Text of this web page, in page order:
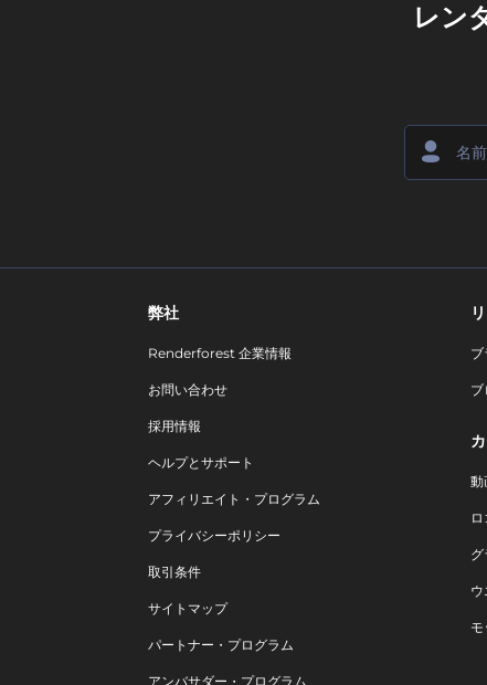
レン
弊社
Renderforest 企業情報
お問い合わせ
採用情報
ヘルプとサポート
アフィリエイト・プログラム
プライバシーポリシー
取引条件
サイトマップ
パートナー・プログラム
アンバサダー・プログラム
ブ
動
ウ